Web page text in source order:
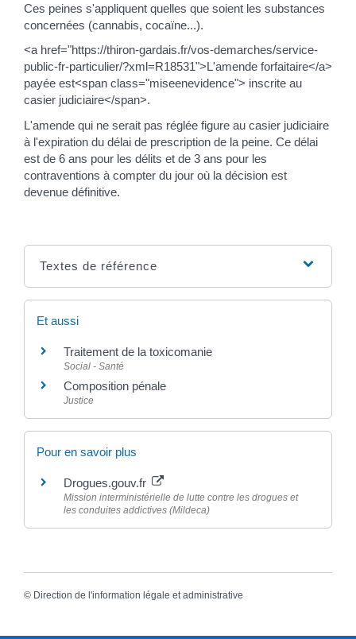
Ces peines s'appliquent quelles que soient les substances
concernées (cannabis, cocaïne...).
<a href="https://thiron-gardais.fr/vos-demarches/service-
public-fr-particulier/?xml=R18531">L'amende forfaitaire</a>
payée est<span class="miseenevidence"> inscrite au
casier judiciaire</span>.
L'amende qui ne serait pas réglée figure au casier judiciaire
à l'expiration du délai de prescription de la peine. Ce délai
est de 6 ans pour les délits et de 3 ans pour les
contraventions à compter du jour où la décision est
devenue définitive.
Textes de référence
Et aussi
Traitement de la toxicomanie
Social - Santé
Composition pénale
Justice
Pour en savoir plus
Drogues.gouv.fr
Mission interministérielle de lutte contre les drogues et
les conduites addictives (Mildeca)
© Direction de l'information légale et administrative